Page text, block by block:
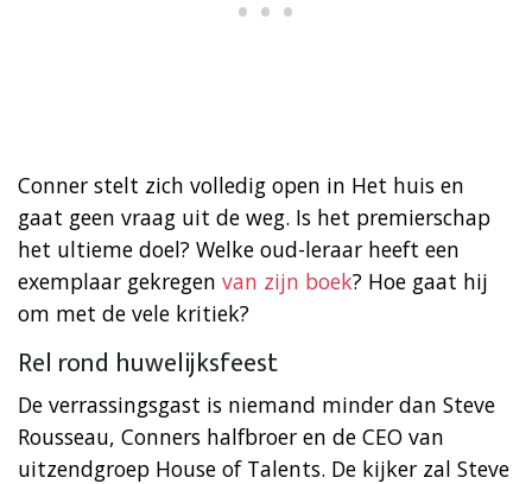
Conner stelt zich volledig open in Het huis en
gaat geen vraag uit de weg. Is het premierschap
het ultieme doel? Welke oud-leraar heeft een
exemplaar gekregen van zijn boek? Hoe gaat hij
om met de vele kritiek?
Rel rond huwelijksfeest
De verrassingsgast is niemand minder dan Steve
Rousseau, Conners halfbroer en de CEO van
uitzendgroep House of Talents. De kijker zal Steve